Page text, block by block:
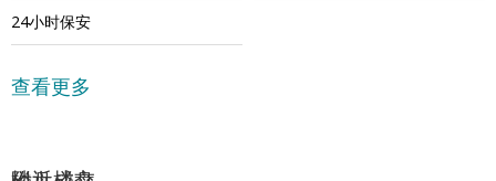
24小时保安
查看更多